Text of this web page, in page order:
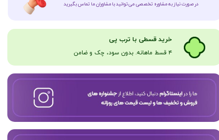
در صورت نیاز به مشاوره تخصصی می‌توانید با مشاوران ما تماس بگیرید
​​​خرید قسطی با ترب پی
۴ قسط ماهانه. بدون سود، چک و ضامن​​​​​​​